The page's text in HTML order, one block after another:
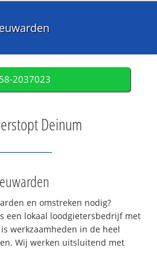
2037023
Deinum
en omstreken nodig?
een lokaal loodgietersbedrijf met
werkzaamheden in de heel
Wij werken uitsluitend met